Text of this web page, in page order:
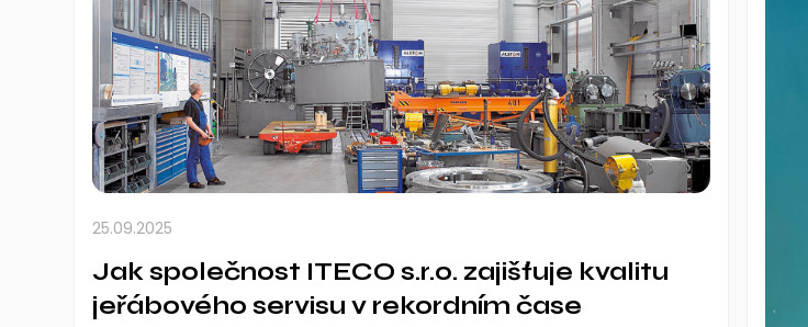
25.09.2025
Jak společnost ITECO s.r.o. zajišťuje kvalitu
jeřábového servisu v rekordním čase